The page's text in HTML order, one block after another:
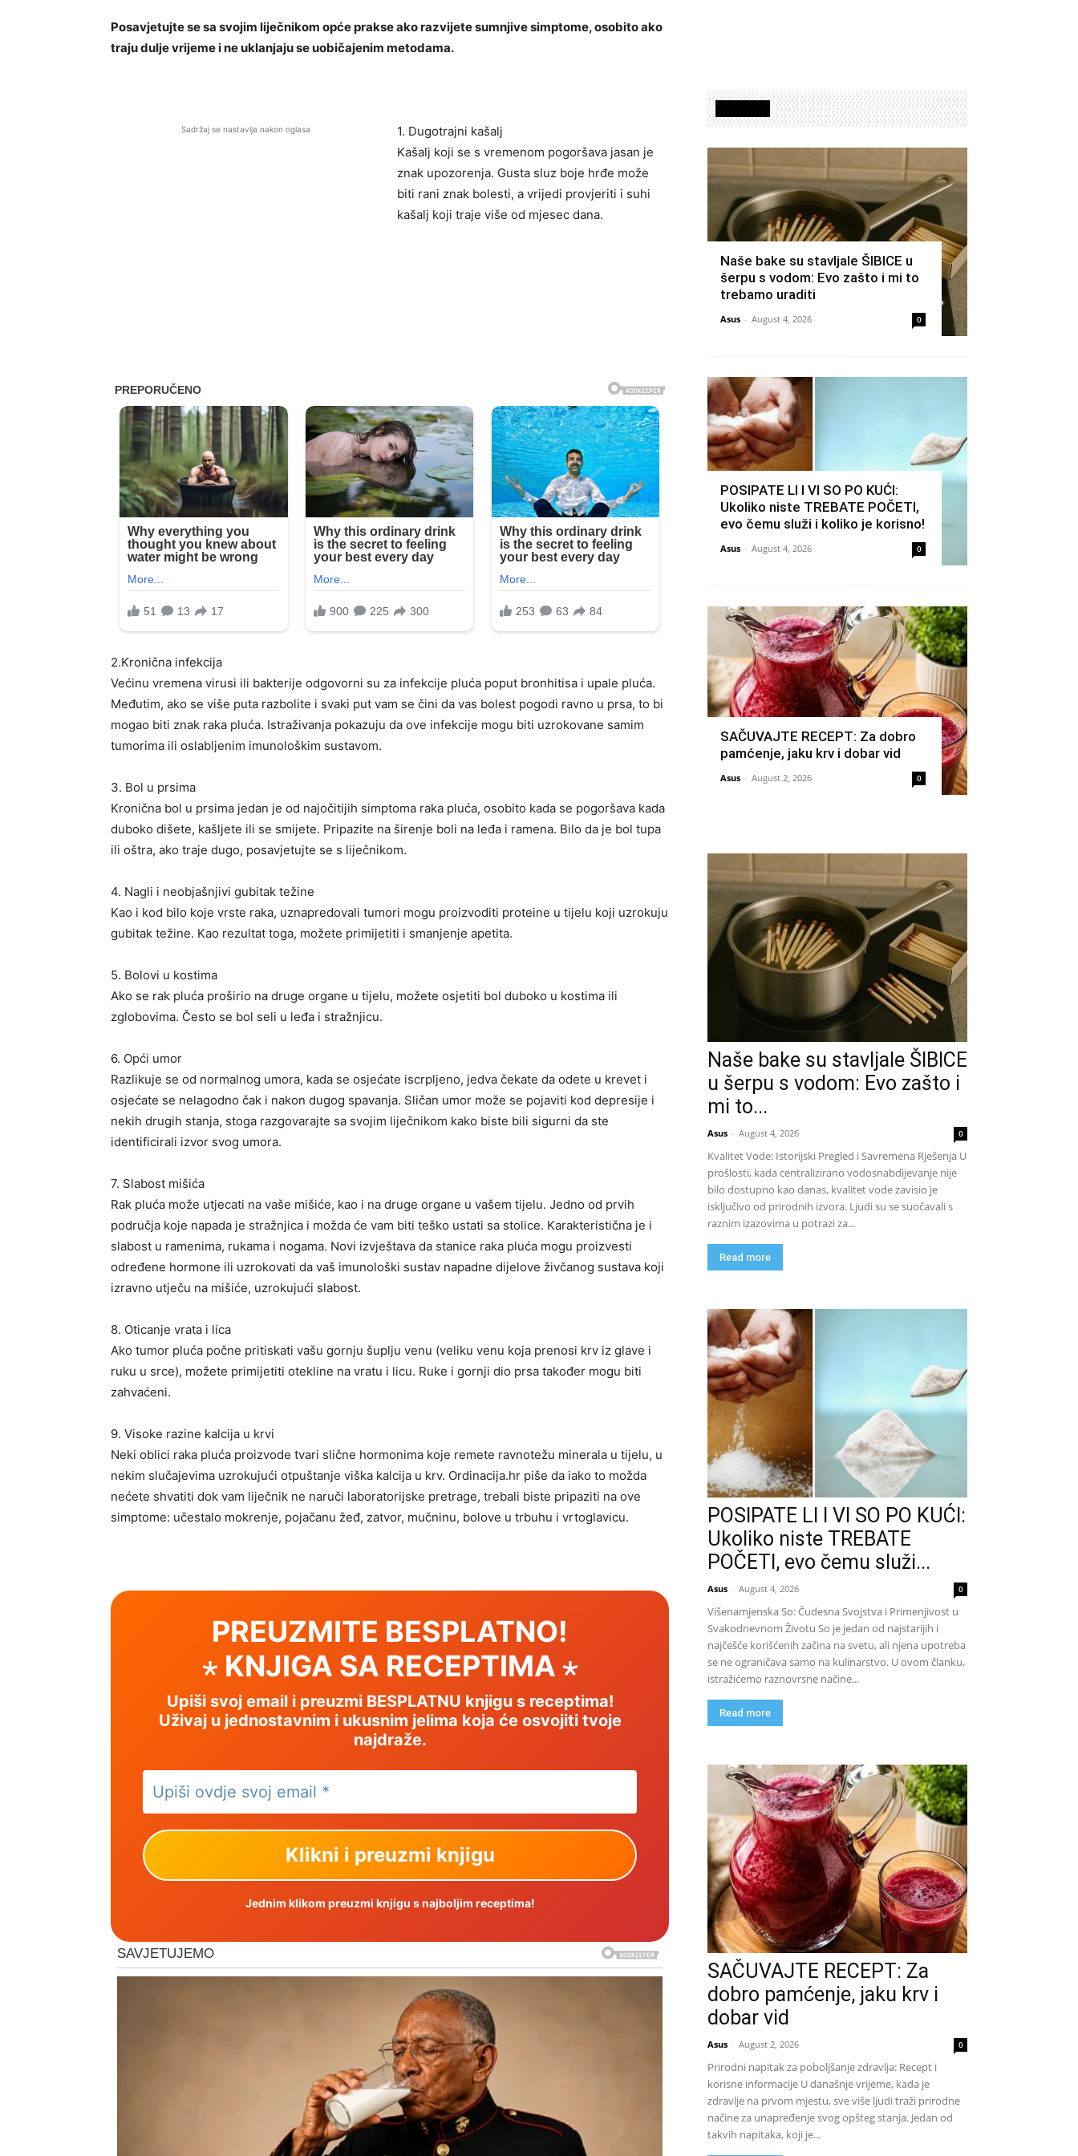
Posavjetujte se sa svojim liječnikom opće prakse ako razvijete sumnjive simptome, osobito ako
traju dulje vrijeme i ne uklanjaju se uobičajenim metodama.
Sadržaj se nastavlja nakon oglasa
1. Dugotrajni kašalj
Kašalj koji se s vremenom pogoršava jasan je
znak upozorenja. Gusta sluz boje hrđe može
biti rani znak bolesti, a vrijedi provjeriti i suhi
kašalj koji traje više od mjesec dana.
2.Kronična infekcija
Većinu vremena virusi ili bakterije odgovorni su za infekcije pluća poput bronhitisa i upale pluća.
Međutim, ako se više puta razbolite i svaki put vam se čini da vas bolest pogodi ravno u prsa, to bi
mogao biti znak raka pluća. Istraživanja pokazuju da ove infekcije mogu biti uzrokovane samim
tumorima ili oslabljenim imunološkim sustavom.
3. Bol u prsima
Kronična bol u prsima jedan je od najočitijih simptoma raka pluća, osobito kada se pogoršava kada
duboko dišete, kašljete ili se smijete. Pripazite na širenje boli na leđa i ramena. Bilo da je bol tupa
ili oštra, ako traje dugo, posavjetujte se s liječnikom.
4. Nagli i neobjašnjivi gubitak težine
Kao i kod bilo koje vrste raka, uznapredovali tumori mogu proizvoditi proteine ​​u tijelu koji uzrokuju
gubitak težine. Kao rezultat toga, možete primijetiti i smanjenje apetita.
5. Bolovi u kostima
Ako se rak pluća proširio na druge organe u tijelu, možete osjetiti bol duboko u kostima ili
zglobovima. Često se bol seli u leđa i stražnjicu.
6. Opći umor
Razlikuje se od normalnog umora, kada se osjećate iscrpljeno, jedva čekate da odete u krevet i
osjećate se nelagodno čak i nakon dugog spavanja. Sličan umor može se pojaviti kod depresije i
nekih drugih stanja, stoga razgovarajte sa svojim liječnikom kako biste bili sigurni da ste
identificirali izvor svog umora.
7. Slabost mišića
Rak pluća može utjecati na vaše mišiće, kao i na druge organe u vašem tijelu. Jedno od prvih
područja koje napada je stražnjica i možda će vam biti teško ustati sa stolice. Karakteristična je i
slabost u ramenima, rukama i nogama. Novi izvještava da stanice raka pluća mogu proizvesti
određene hormone ili uzrokovati da vaš imunološki sustav napadne dijelove živčanog sustava koji
izravno utječu na mišiće, uzrokujući slabost.
8. Oticanje vrata i lica
Ako tumor pluća počne pritiskati vašu gornju šuplju venu (veliku venu koja prenosi krv iz glave i
ruku u srce), možete primijetiti otekline na vratu i licu. Ruke i gornji dio prsa također mogu biti
zahvaćeni.
9. Visoke razine kalcija u krvi
Neki oblici raka pluća proizvode tvari slične hormonima koje remete ravnotežu minerala u tijelu, u
nekim slučajevima uzrokujući otpuštanje viška kalcija u krv. Ordinacija.hr piše da iako to možda
nećete shvatiti dok vam liječnik ne naruči laboratorijske pretrage, trebali biste pripaziti na ove
simptome: učestalo mokrenje, pojačanu žeđ, zatvor, mučninu, bolove u trbuhu i vrtoglavicu.
PREUZMITE BESPLATNO!
⋆ KNJIGA SA RECEPTIMA ⋆
Upiši svoj email i preuzmi BESPLATNU knjigu s receptima!
Uživaj u jednostavnim i ukusnim jelima koja će osvojiti tvoje
najdraže.
Jednim klikom preuzmi knjigu s najboljim receptima!
Naše bake su stavljale ŠIBICE u
šerpu s vodom: Evo zašto i mi to
trebamo uraditi
Asus - August 4, 2026 0
POSIPATE LI I VI SO PO KUĆI:
Ukoliko niste TREBATE POČETI,
evo čemu služi i koliko je korisno!
Asus - August 4, 2026 0
SAČUVAJTE RECEPT: Za dobro
pamćenje, jaku krv i dobar vid
Asus - August 2, 2026 0
Naše bake su stavljale ŠIBICE
u šerpu s vodom: Evo zašto i
mi to...
Asus - August 4, 2026 0
Kvalitet Vode: Istorijski Pregled i Savremena Rješenja U
prošlosti, kada centralizirano vodosnabdijevanje nije
bilo dostupno kao danas, kvalitet vode zavisio je
isključivo od prirodnih izvora. Ljudi su se suočavali s
raznim izazovima u potrazi za...
Read more
POSIPATE LI I VI SO PO KUĆI:
Ukoliko niste TREBATE
POČETI, evo čemu služi...
Asus - August 4, 2026 0
Višenamjenska So: Čudesna Svojstva i Primenjivost u
Svakodnevnom Životu So je jedan od najstarijih i
najčešće korišćenih začina na svetu, ali njena upotreba
se ne ograničava samo na kulinarstvo. U ovom članku,
istražićemo raznovrsne načine...
Read more
SAČUVAJTE RECEPT: Za
dobro pamćenje, jaku krv i
dobar vid
Asus - August 2, 2026 0
Prirodni napitak za poboljšanje zdravlja: Recept i
korisne informacije U današnje vrijeme, kada je
zdravlje na prvom mjestu, sve više ljudi traži prirodne
načine za unapređenje svog opšteg stanja. Jedan od
takvih napitaka, koji je...